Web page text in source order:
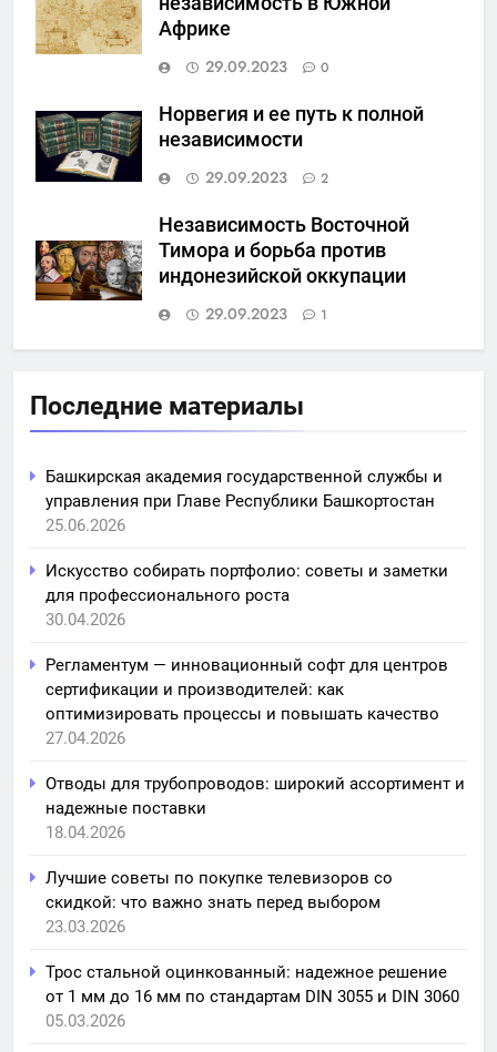
Африке
29.09.2023
0
Норвегия и ее путь к полной
независимости
29.09.2023
2
Независимость Восточной
Тимора и борьба против
индонезийской оккупации
29.09.2023
1
Последние материалы
Башкирская академия государственной службы и
управления при Главе Республики Башкортостан
25.06.2026
Искусство собирать портфолио: советы и заметки
для профессионального роста
30.04.2026
Регламентум — инновационный софт для центров
сертификации и производителей: как
оптимизировать процессы и повышать качество
27.04.2026
Отводы для трубопроводов: широкий ассортимент и
надежные поставки
18.04.2026
Лучшие советы по покупке телевизоров со
скидкой: что важно знать перед выбором
23.03.2026
Трос стальной оцинкованный: надежное решение
от 1 мм до 16 мм по стандартам DIN 3055 и DIN 3060
05.03.2026